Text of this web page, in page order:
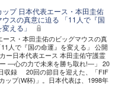
ップ 日本代表エース・本田圭佑
スの真意に迫る 「11人で『国
える」
ース・本田圭佑のビッグマウスの真
人で『国の命運』を変える」 公開
ー日本代表エース 本田圭佑守護霊
―心の力で未来を勝ち取れ!―」 20
収録 20回の節目を迎えた、「FIF
ップ(W杯)」。日本代表は、1998年